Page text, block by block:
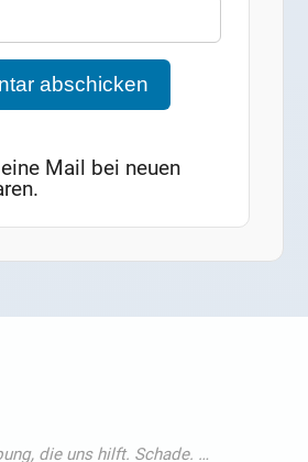
Mail bei neuen